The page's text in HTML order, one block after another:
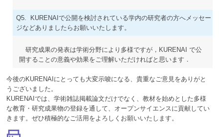
Q5. KURENAIで公開を検討されている学内の研究者の方へメッセー
ジなどありましたらお願いいたします。
研究成果の発表は学術分野により多様ですが，KURENAI で公
開することの意義や効果をご理解いただければと思います．
今後のKURENAIにとっても大変示唆になる、貴重なご意見をありがと
うございました。
KURENAIでは、学術雑誌掲載論文だけでなく、教材を始めとした多様
な教育・研究成果物の登録を通して、オープンサイエンスに貢献してい
きます。ぜひ積極的なご活用をよろしくお願いいたします。